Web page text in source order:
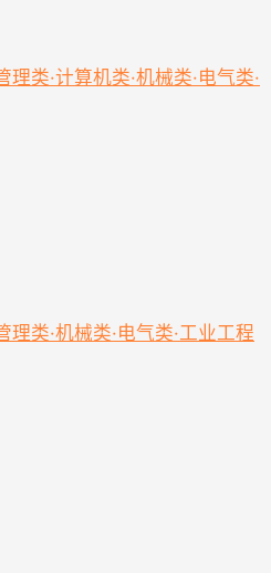
类·计算机类·机械类·电气类·
理类·机械类·电气类·工业工程